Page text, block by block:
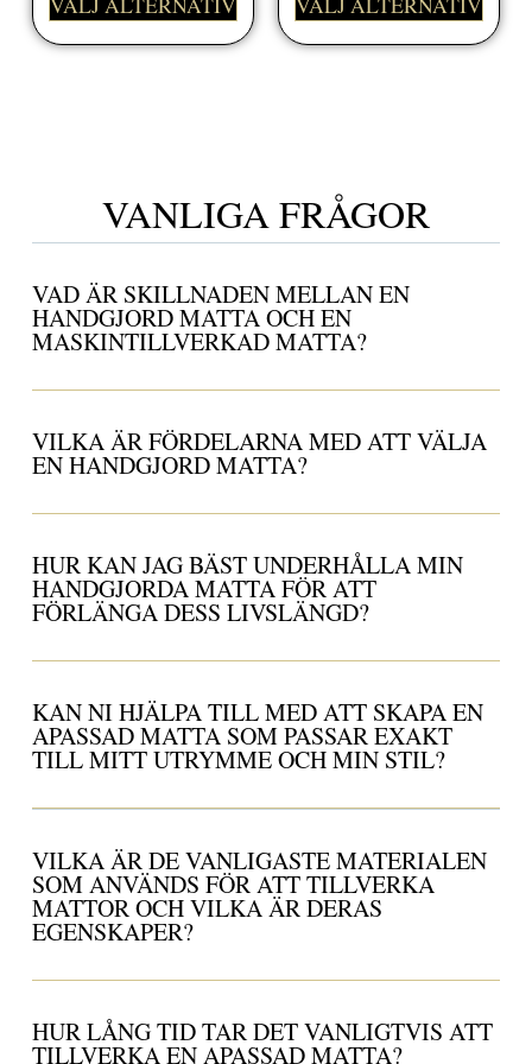
VANLIGA FRÅGOR
VAD ÄR SKILLNADEN MELLAN EN
HANDGJORD MATTA OCH EN
MASKINTILLVERKAD MATTA?
VILKA ÄR FÖRDELARNA MED ATT VÄLJA
EN HANDGJORD MATTA?
HUR KAN JAG BÄST UNDERHÅLLA MIN
HANDGJORDA MATTA FÖR ATT
FÖRLÄNGA DESS LIVSLÄNGD?
KAN NI HJÄLPA TILL MED ATT SKAPA EN
APASSAD MATTA SOM PASSAR EXAKT
TILL MITT UTRYMME OCH MIN STIL?
VILKA ÄR DE VANLIGASTE MATERIALEN
SOM ANVÄNDS FÖR ATT TILLVERKA
MATTOR OCH VILKA ÄR DERAS
EGENSKAPER?
HUR LÅNG TID TAR DET VANLIGTVIS ATT
TILLVERKA EN APASSAD MATTA?